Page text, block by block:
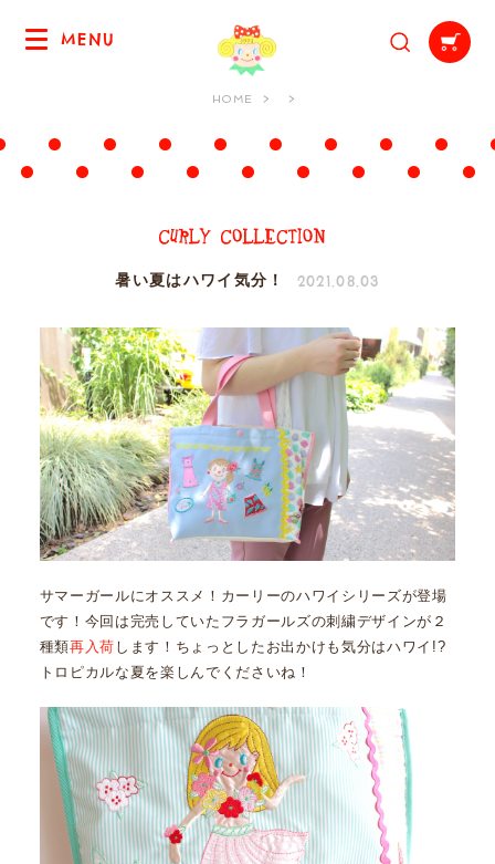
MENU
HOME
暑い夏はハワイ気分！ 2021.08.03
サマーガールにオススメ！カーリーのハワイシリーズが登場
です！今回は完売していたフラガールズの刺繍デザインが２
種類再入荷 します！ちょっとしたお出かけも気分はハワイ!?
トロピカルな夏を楽しんでくださいね！